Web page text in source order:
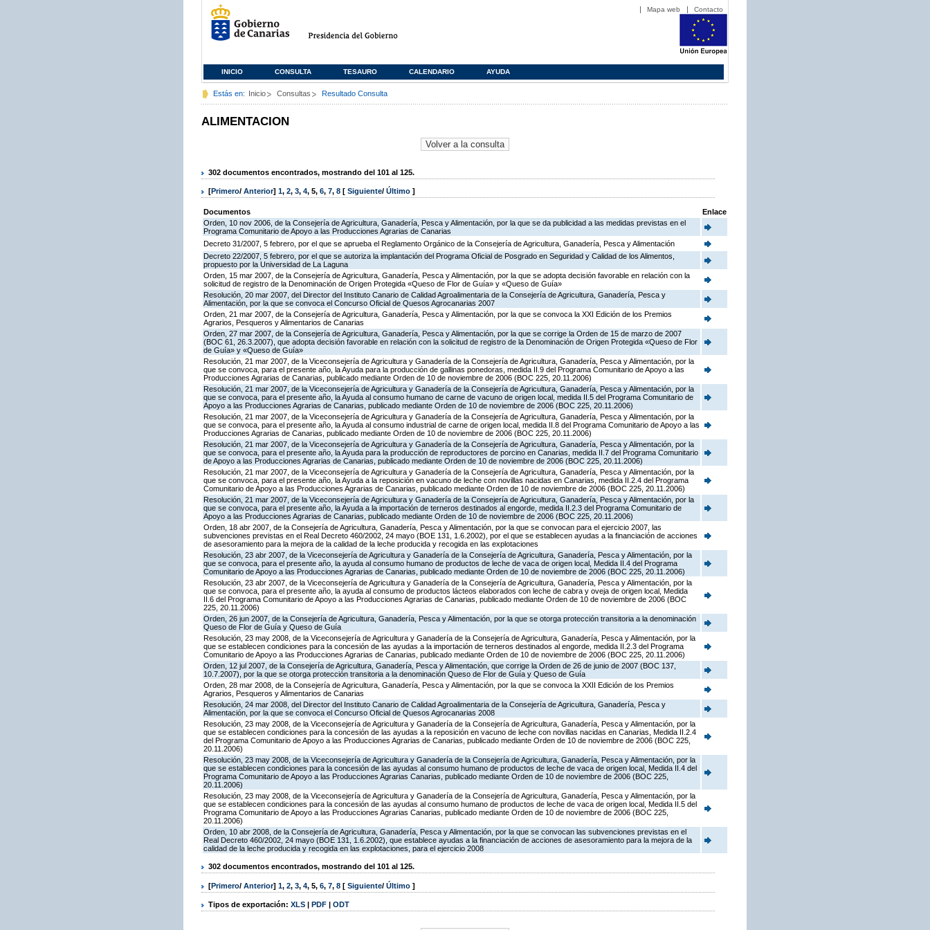
Mapa web Contacto
INICIO CONSULTA TESAURO CALENDARIO AYUDA
Estás en: Inicio Consultas Resultado Consulta
ALIMENTACION
302 documentos encontrados, mostrando del 101 al 125.
[Primero/ Anterior] 1, 2, 3, 4, 5, 6, 7, 8 [ Siguiente/ Último ]
Documentos
Enlace
Orden, 10 nov 2006, de la Consejería de Agricultura, Ganadería, Pesca y Alimentación, por la que se da publicidad a las medidas previstas en el
Programa Comunitario de Apoyo a las Producciones Agrarias de Canarias
Decreto 31/2007, 5 febrero, por el que se aprueba el Reglamento Orgánico de la Consejería de Agricultura, Ganadería, Pesca y Alimentación
Decreto 22/2007, 5 febrero, por el que se autoriza la implantación del Programa Oficial de Posgrado en Seguridad y Calidad de los Alimentos,
propuesto por la Universidad de La Laguna
Orden, 15 mar 2007, de la Consejería de Agricultura, Ganadería, Pesca y Alimentación, por la que se adopta decisión favorable en relación con la
solicitud de registro de la Denominación de Origen Protegida «Queso de Flor de Guía» y «Queso de Guía»
Resolución, 20 mar 2007, del Director del Instituto Canario de Calidad Agroalimentaria de la Consejería de Agricultura, Ganadería, Pesca y
Alimentación, por la que se convoca el Concurso Oficial de Quesos Agrocanarias 2007
Orden, 21 mar 2007, de la Consejería de Agricultura, Ganadería, Pesca y Alimentación, por la que se convoca la XXI Edición de los Premios
Agrarios, Pesqueros y Alimentarios de Canarias
Orden, 27 mar 2007, de la Consejería de Agricultura, Ganadería, Pesca y Alimentación, por la que se corrige la Orden de 15 de marzo de 2007
(BOC 61, 26.3.2007), que adopta decisión favorable en relación con la solicitud de registro de la Denominación de Origen Protegida «Queso de Flor
de Guía» y «Queso de Guía»
Resolución, 21 mar 2007, de la Viceconsejería de Agricultura y Ganadería de la Consejería de Agricultura, Ganadería, Pesca y Alimentación, por la
que se convoca, para el presente año, la Ayuda para la producción de gallinas ponedoras, medida II.9 del Programa Comunitario de Apoyo a las
Producciones Agrarias de Canarias, publicado mediante Orden de 10 de noviembre de 2006 (BOC 225, 20.11.2006)
Resolución, 21 mar 2007, de la Viceconsejería de Agricultura y Ganadería de la Consejería de Agricultura, Ganadería, Pesca y Alimentación, por la
que se convoca, para el presente año, la Ayuda al consumo humano de carne de vacuno de origen local, medida II.5 del Programa Comunitario de
Apoyo a las Producciones Agrarias de Canarias, publicado mediante Orden de 10 de noviembre de 2006 (BOC 225, 20.11.2006)
Resolución, 21 mar 2007, de la Viceconsejería de Agricultura y Ganadería de la Consejería de Agricultura, Ganadería, Pesca y Alimentación, por la
que se convoca, para el presente año, la Ayuda al consumo industrial de carne de origen local, medida II.8 del Programa Comunitario de Apoyo a las
Producciones Agrarias de Canarias, publicado mediante Orden de 10 de noviembre de 2006 (BOC 225, 20.11.2006)
Resolución, 21 mar 2007, de la Viceconsejería de Agricultura y Ganadería de la Consejería de Agricultura, Ganadería, Pesca y Alimentación, por la
que se convoca, para el presente año, la Ayuda para la producción de reproductores de porcino en Canarias, medida II.7 del Programa Comunitario
de Apoyo a las Producciones Agrarias de Canarias, publicado mediante Orden de 10 de noviembre de 2006 (BOC 225, 20.11.2006)
Resolución, 21 mar 2007, de la Viceconsejería de Agricultura y Ganadería de la Consejería de Agricultura, Ganadería, Pesca y Alimentación, por la
que se convoca, para el presente año, la Ayuda a la reposición en vacuno de leche con novillas nacidas en Canarias, medida II.2.4 del Programa
Comunitario de Apoyo a las Producciones Agrarias de Canarias, publicado mediante Orden de 10 de noviembre de 2006 (BOC 225, 20.11.2006)
Resolución, 21 mar 2007, de la Viceconsejería de Agricultura y Ganadería de la Consejería de Agricultura, Ganadería, Pesca y Alimentación, por la
que se convoca, para el presente año, la Ayuda a la importación de terneros destinados al engorde, medida II.2.3 del Programa Comunitario de
Apoyo a las Producciones Agrarias de Canarias, publicado mediante Orden de 10 de noviembre de 2006 (BOC 225, 20.11.2006)
Orden, 18 abr 2007, de la Consejería de Agricultura, Ganadería, Pesca y Alimentación, por la que se convocan para el ejercicio 2007, las
subvenciones previstas en el Real Decreto 460/2002, 24 mayo (BOE 131, 1.6.2002), por el que se establecen ayudas a la financiación de acciones
de asesoramiento para la mejora de la calidad de la leche producida y recogida en las explotaciones
Resolución, 23 abr 2007, de la Viceconsejería de Agricultura y Ganadería de la Consejería de Agricultura, Ganadería, Pesca y Alimentación, por la
que se convoca, para el presente año, la ayuda al consumo humano de productos de leche de vaca de origen local, Medida II.4 del Programa
Comunitario de Apoyo a las Producciones Agrarias de Canarias, publicado mediante Orden de 10 de noviembre de 2006 (BOC 225, 20.11.2006)
Resolución, 23 abr 2007, de la Viceconsejería de Agricultura y Ganadería de la Consejería de Agricultura, Ganadería, Pesca y Alimentación, por la
que se convoca, para el presente año, la ayuda al consumo de productos lácteos elaborados con leche de cabra y oveja de origen local, Medida
II.6 del Programa Comunitario de Apoyo a las Producciones Agrarias de Canarias, publicado mediante Orden de 10 de noviembre de 2006 (BOC
225, 20.11.2006)
Orden, 26 jun 2007, de la Consejería de Agricultura, Ganadería, Pesca y Alimentación, por la que se otorga protección transitoria a la denominación
Queso de Flor de Guía y Queso de Guía
Resolución, 23 may 2008, de la Viceconsejería de Agricultura y Ganadería de la Consejería de Agricultura, Ganadería, Pesca y Alimentación, por la
que se establecen condiciones para la concesión de las ayudas a la importación de terneros destinados al engorde, medida II.2.3 del Programa
Comunitario de Apoyo a las Producciones Agrarias de Canarias, publicado mediante Orden de 10 de noviembre de 2006 (BOC 225, 20.11.2006)
Orden, 12 jul 2007, de la Consejería de Agricultura, Ganadería, Pesca y Alimentación, que corrige la Orden de 26 de junio de 2007 (BOC 137,
10.7.2007), por la que se otorga protección transitoria a la denominación Queso de Flor de Guía y Queso de Guía
Orden, 28 mar 2008, de la Consejería de Agricultura, Ganadería, Pesca y Alimentación, por la que se convoca la XXII Edición de los Premios
Agrarios, Pesqueros y Alimentarios de Canarias
Resolución, 24 mar 2008, del Director del Instituto Canario de Calidad Agroalimentaria de la Consejería de Agricultura, Ganadería, Pesca y
Alimentación, por la que se convoca el Concurso Oficial de Quesos Agrocanarias 2008
Resolución, 23 may 2008, de la Viceconsejería de Agricultura y Ganadería de la Consejería de Agricultura, Ganadería, Pesca y Alimentación, por la
que se establecen condiciones para la concesión de las ayudas a la reposición en vacuno de leche con novillas nacidas en Canarias, Medida II.2.4
del Programa Comunitario de Apoyo a las Producciones Agrarias de Canarias, publicado mediante Orden de 10 de noviembre de 2006 (BOC 225,
20.11.2006)
Resolución, 23 may 2008, de la Viceconsejería de Agricultura y Ganadería de la Consejería de Agricultura, Ganadería, Pesca y Alimentación, por la
que se establecen condiciones para la concesión de las ayudas al consumo humano de productos de leche de vaca de origen local, Medida II.4 del
Programa Comunitario de Apoyo a las Producciones Agrarias Canarias, publicado mediante Orden de 10 de noviembre de 2006 (BOC 225,
20.11.2006)
Resolución, 23 may 2008, de la Viceconsejería de Agricultura y Ganadería de la Consejería de Agricultura, Ganadería, Pesca y Alimentación, por la
que se establecen condiciones para la concesión de las ayudas al consumo humano de productos de leche de vaca de origen local, Medida II.5 del
Programa Comunitario de Apoyo a las Producciones Agrarias Canarias, publicado mediante Orden de 10 de noviembre de 2006 (BOC 225,
20.11.2006)
Orden, 10 abr 2008, de la Consejería de Agricultura, Ganadería, Pesca y Alimentación, por la que se convocan las subvenciones previstas en el
Real Decreto 460/2002, 24 mayo (BOE 131, 1.6.2002), que establece ayudas a la financiación de acciones de asesoramiento para la mejora de la
calidad de la leche producida y recogida en las explotaciones, para el ejercicio 2008
302 documentos encontrados, mostrando del 101 al 125.
[Primero/ Anterior] 1, 2, 3, 4, 5, 6, 7, 8 [ Siguiente/ Último ]
Tipos de exportación: XLS | PDF | ODT